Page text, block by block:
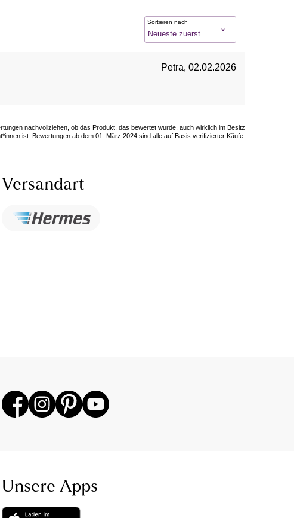
Sortieren nach
Petra, 02.02.2026
nachvollziehen, ob das Produkt, das bewertet wurde, auch wirklich im Besitz
ist. Bewertungen ab dem 01. März 2024 sind alle auf Basis verifizierter Käufe.
Versandart
Unsere Apps